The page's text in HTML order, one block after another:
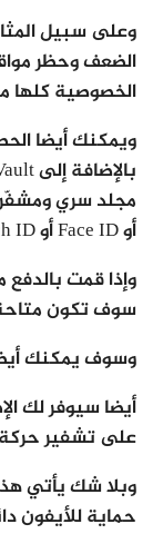
وعلى سبيل
الخصوصية كلها
ويمكنك أيضا
أو Face ID أو Touch ID.
وإذا قمت بالدفع
سوف تكون
وسوف يمكنك
على تشفير حركة
وبلا شك يأتي
حماية للأيفون